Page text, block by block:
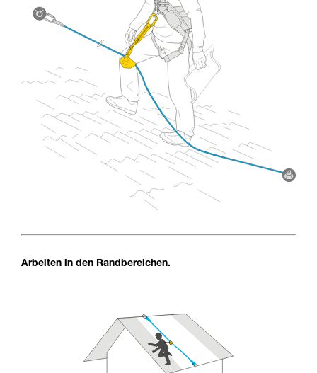
Arbeiten in den Randbereichen.